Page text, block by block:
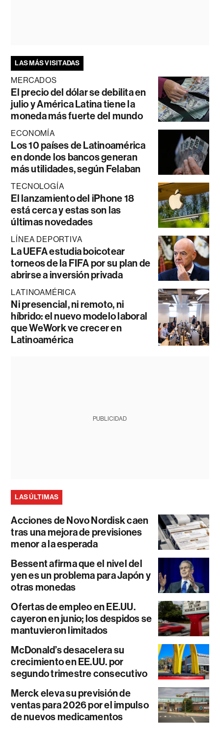
LAS MÁS VISITADAS
MERCADOS
El precio del dólar se debilita en
julio y América Latina tiene la
moneda más fuerte del mundo
ECONOMÍA
Los 10 países de Latinoamérica
en donde los bancos generan
más utilidades, según Felaban
TECNOLOGÍA
El lanzamiento del iPhone 18
está cerca y estas son las
últimas novedades
LÍNEA DEPORTIVA
La UEFA estudia boicotear
torneos de la FIFA por su plan de
abrirse a inversión privada
LATINOAMÉRICA
Ni presencial, ni remoto, ni
híbrido: el nuevo modelo laboral
que WeWork ve crecer en
Latinoamérica
PUBLICIDAD
LAS ÚLTIMAS
Acciones de Novo Nordisk caen
tras una mejora de previsiones
menor a la esperada
Bessent afirma que el nivel del
yen es un problema para Japón y
otras monedas
Ofertas de empleo en EE.UU.
cayeron en junio; los despidos se
mantuvieron limitados
McDonald’s desacelera su
crecimiento en EE.UU. por
segundo trimestre consecutivo
Merck eleva su previsión de
ventas para 2026 por el impulso
de nuevos medicamentos